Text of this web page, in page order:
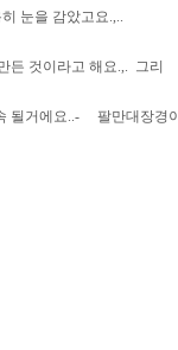
눈을 감았고요.,..
든 것이라고 해요.,. 그리
될거에요..- 팔만대장경이